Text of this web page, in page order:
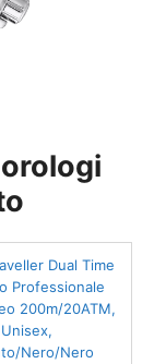
Dual Time
Professionale
200m/20ATM,
Unisex,
Nero/Nero